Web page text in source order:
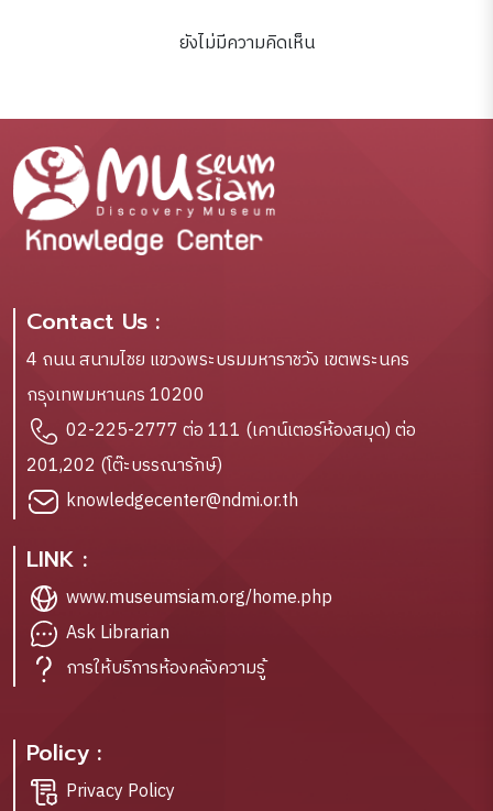
ยังไม่มีความคิดเห็น
Contact Us :
4 ถนน สนามไชย แขวงพระบรมมหาราชวัง เขตพระนคร
กรุงเทพมหานคร 10200
02-225-2777 ต่อ 111 (เคาน์เตอร์ห้องสมุด) ต่อ
201,202 (โต๊ะบรรณารักษ์)
knowledgecenter@ndmi.or.th
LINK :
www.museumsiam.org/home.php
Ask Librarian
การให้บริการห้องคลังความรู้
Policy :
Privacy Policy